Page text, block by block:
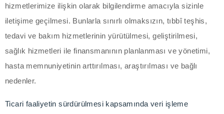
panel
panel
hizmetlerimize ilişkin olarak bilgilendirme amacıyla sizinle
iletişime geçilmesi. Bunlarla sınırlı olmaksızın, tıbbî teşhis,
tedavi ve bakım hizmetlerinin yürütülmesi, geliştirilmesi,
sağlık hizmetleri ile finansmanının planlanması ve yönetimi,
hasta memnuniyetinin arttırılması, araştırılması ve bağlı
nedenler.
Ticari faaliyetin sürdürülmesi kapsamında veri işleme